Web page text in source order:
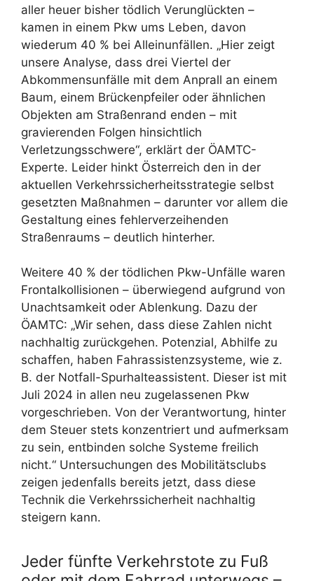
aller heuer bisher tödlich Verunglückten –
kamen in einem Pkw ums Leben, davon
wiederum 40 % bei Alleinunfällen. „Hier zeigt
unsere Analyse, dass drei Viertel der
Abkommensunfälle mit dem Anprall an einem
Baum, einem Brückenpfeiler oder ähnlichen
Objekten am Straßenrand enden – mit
gravierenden Folgen hinsichtlich
Verletzungsschwere“, erklärt der ÖAMTC-
Experte. Leider hinkt Österreich den in der
aktuellen Verkehrssicherheitsstrategie selbst
gesetzten Maßnahmen – darunter vor allem die
Gestaltung eines fehlerverzeihenden
Straßenraums – deutlich hinterher.
Weitere 40 % der tödlichen Pkw-Unfälle waren
Frontalkollisionen – überwiegend aufgrund von
Unachtsamkeit oder Ablenkung. Dazu der
ÖAMTC: „Wir sehen, dass diese Zahlen nicht
nachhaltig zurückgehen. Potenzial, Abhilfe zu
schaffen, haben Fahrassistenzsysteme, wie z.
B. der Notfall-Spurhalteassistent. Dieser ist mit
Juli 2024 in allen neu zugelassenen Pkw
vorgeschrieben. Von der Verantwortung, hinter
dem Steuer stets konzentriert und aufmerksam
zu sein, entbinden solche Systeme freilich
nicht.“ Untersuchungen des Mobilitätsclubs
zeigen jedenfalls bereits jetzt, dass diese
Technik die Verkehrssicherheit nachhaltig
steigern kann.
Jeder fünfte Verkehrstote zu Fuß